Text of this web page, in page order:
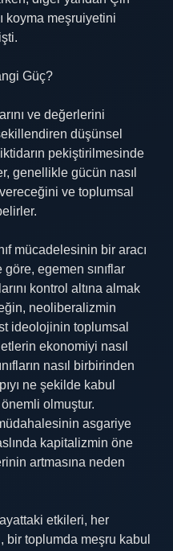
koyma meşruiyetini
Güç?
ve değerlerini
düşünsel
pekiştirilmesinde
genellikle gücün nasıl
ve toplumsal
mücadelesinin bir aracı
egemen sınıflar
kontrol altına almak
neoliberalizmin
ideolojinin toplumsal
ekonomiyi nasıl
nasıl birbirinden
ne şekilde kabul
önemli olmuştur.
asgariye
kapitalizmin öne
artmasına neden
etkileri, her
bir toplumda meşru kabul